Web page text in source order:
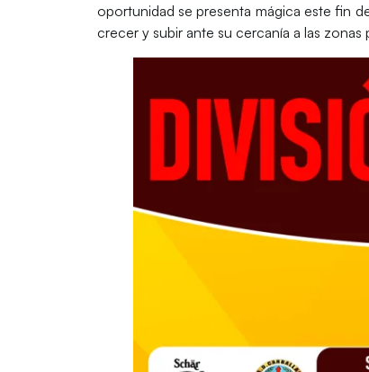
oportunidad se presenta mágica este fin
crecer y subir ante su cercanía a las zonas